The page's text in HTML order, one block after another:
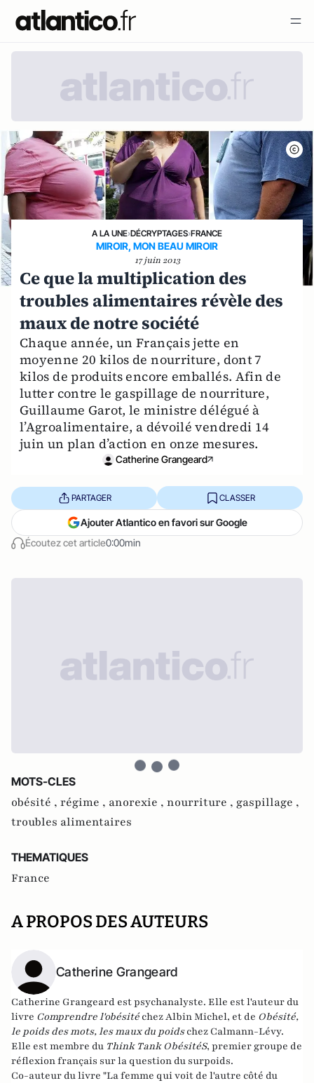
A LA UNE›DÉCRYPTAGES›FRANCE
MIROIR, MON BEAU MIROIR
17 juin 2013
Ce que la multiplication des
troubles alimentaires révèle des
maux de notre société
Chaque année, un Français jette en
moyenne 20 kilos de nourriture, dont 7
kilos de produits encore emballés. Afin de
lutter contre le gaspillage de nourriture,
Guillaume Garot, le ministre délégué à
l’Agroalimentaire, a dévoilé vendredi 14
juin un plan d’action en onze mesures.
Catherine Grangeard
Écoutez cet article0:00min
PARTAGER CLASSER
Ajouter Atlantico en favori sur Google
MOTS-CLES
obésité , régime , anorexie , nourriture , gaspillage ,
troubles alimentaires
THEMATIQUES
France
A PROPOS DES AUTEURS
Catherine Grangeard
Catherine Grangeard est psychanalyste. Elle est l'auteur du
livre Comprendre l'obésitéchez Albin Michel, et de Obésité,
le poids des mots, les maux du poids chez Calmann-Lévy.
Elle est membre du Think Tank ObésitéS, premier groupe de
réflexion français sur la question du surpoids.
Co-auteur du livre "La femme qui voit de l'autre côté du